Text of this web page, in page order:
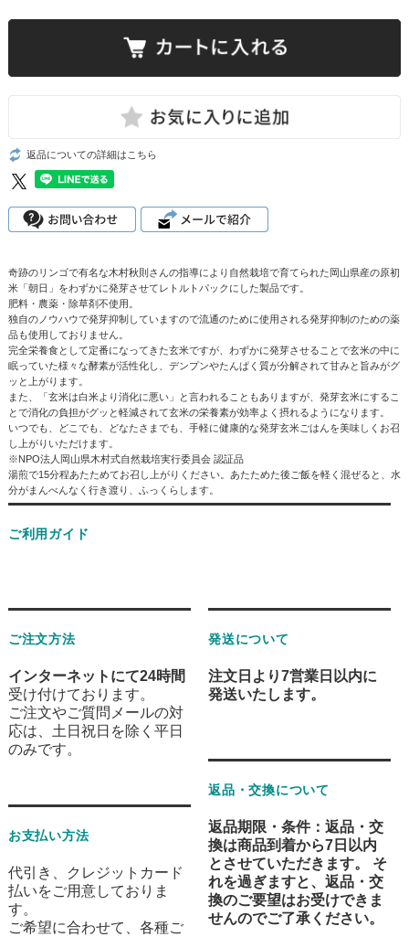
返品についての詳細はこちら
奇跡のリンゴで有名な木村秋則さんの指導により自然栽培で育てられた岡山県産の原初
米「朝日」をわずかに発芽させてレトルトパックにした製品です。
肥料・農薬・除草剤不使用。
独自のノウハウで発芽抑制していますので流通のために使用される発芽抑制のための薬
品も使用しておりません。
完全栄養食として定番になってきた玄米ですが、わずかに発芽させることで玄米の中に
眠っていた様々な酵素が活性化し、デンプンやたんぱく質が分解されて甘みと旨みがグ
ッと上がります。
また、「玄米は白米より消化に悪い」と言われることもありますが、発芽玄米にするこ
とで消化の負担がグッと軽減されて玄米の栄養素が効率よく摂れるようになります。
いつでも、どこでも、どなたさまでも、手軽に健康的な発芽玄米ごはんを美味しくお召
し上がりいただけます。
※NPO法人岡山県木村式自然栽培実行委員会 認証品
湯煎で15分程あたためてお召し上がりください。あたためた後ご飯を軽く混ぜると、水
分がまんべんなく行き渡り、ふっくらします。
ご利用ガイド
ご注文方法
インターネットにて24時間
受け付けております。
ご注文やご質問メールの対
応は、土日祝日を除く平日
のみです。
お支払い方法
代引き、クレジットカード
払いをご用意しておりま
す。
ご希望に合わせて、各種ご
発送について
注文日より7営業日以内に
発送いたします。
返品・交換について
返品期限・条件：返品・交
換は商品到着から7日以内
とさせていただきます。 そ
れを過ぎますと、返品・交
換のご要望はお受けできま
せんのでご了承ください。